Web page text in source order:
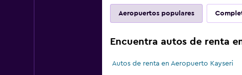
Aeropuertos populares
Encuentra autos de renta
Autos de renta en Aeropuerto Kayseri